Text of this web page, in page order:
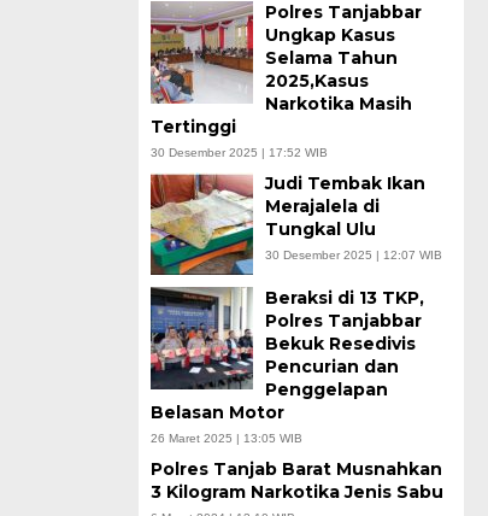
Polres Tanjabbar
Ungkap Kasus
Selama Tahun
2025,Kasus
Narkotika Masih
Tertinggi
30 Desember 2025 | 17:52 WIB
Judi Tembak Ikan
Merajalela di
Tungkal Ulu
30 Desember 2025 | 12:07 WIB
Beraksi di 13 TKP,
Polres Tanjabbar
Bekuk Resedivis
Pencurian dan
Penggelapan
Belasan Motor
26 Maret 2025 | 13:05 WIB
Polres Tanjab Barat Musnahkan
3 Kilogram Narkotika Jenis Sabu